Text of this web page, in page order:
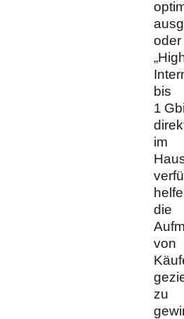
oder
bis
1
im
die
von
zu